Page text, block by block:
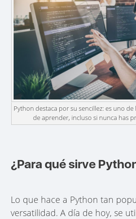
Python destaca por su sencillez: es uno de
de aprender, incluso si nunca has
¿Para qué sirve
Lo que hace a Python tan
versatilidad. A día de hoy, se